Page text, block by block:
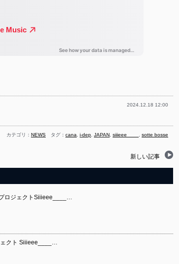
2024.12.18 12:00
カテゴリ： NEWS タグ： cana i-dep JAPAN siiieee____ sotte bosse
新しい記事
ロジェクトSiiieee____…
クト Siiieee____…